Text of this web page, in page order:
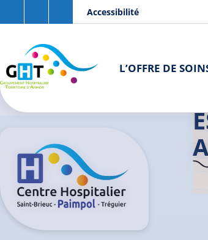
Aller au contenu principal
Accessibilité
L’OFFRE DE
Panneau de gestion des cookies